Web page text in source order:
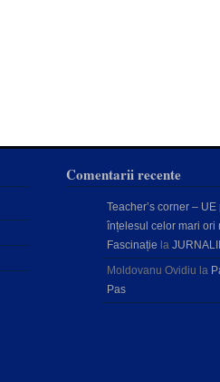
Comentarii recente
Teacher’s corner – UE
înțelesul celor mari ori
Fascinație la
Moldovanu Ovidiu la
Pas